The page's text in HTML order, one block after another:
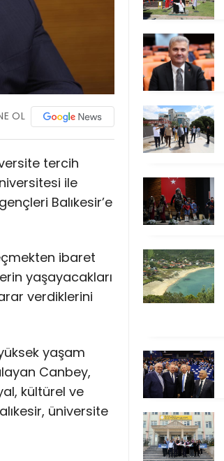
OL
tercih
ile
Balıkesir’e
ibaret
yaşayacakları
verdiklerini
yaşam
Canbey,
kültürel ve
üniversite